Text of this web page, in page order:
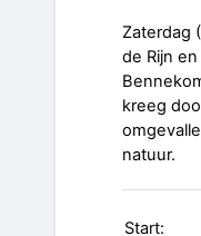
Zaterdag
de Rijn
kreeg
natuur.
Start: